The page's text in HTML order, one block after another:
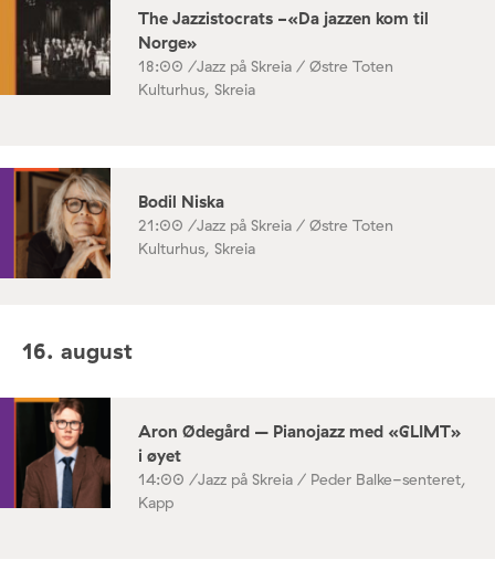
The Jazzistocrats -«Da jazzen kom til
Norge»
18:00 /Jazz på Skreia / Østre Toten
Kulturhus, Skreia
Bodil Niska
21:00 /Jazz på Skreia / Østre Toten
Kulturhus, Skreia
16. august
Aron Ødegård – Pianojazz med «GLIMT»
i øyet
14:00 /Jazz på Skreia / Peder Balke-senteret,
Kapp